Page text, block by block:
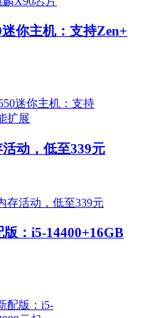
你主机：支持Zen+
动，低至339元
：i5-14400+16GB